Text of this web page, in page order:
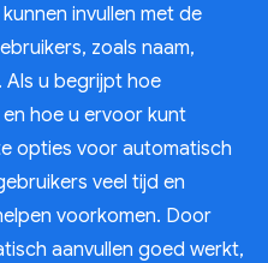
invullen met de
zoals naam,
Als u begrijpt hoe
hoe u ervoor kunt
opties voor automatisch
veel tijd en
voorkomen. Door
aanvullen goed werkt,